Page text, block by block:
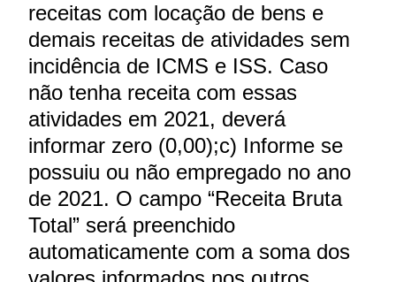
receitas com locação de bens e
demais receitas de atividades sem
incidência de ICMS e ISS. Caso
não tenha receita com essas
atividades em 2021, deverá
informar zero (0,00);c) Informe se
possuiu ou não empregado no ano
de 2021. O campo “Receita Bruta
Total” será preenchido
automaticamente com a soma dos